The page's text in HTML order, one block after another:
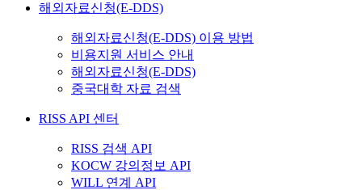
해외자료신청(E-DDS)
해외자료신청(E-DDS) 이용 방법
비용지원 서비스 안내
해외자료신청(E-DDS)
중국대학 자료 검색
RISS API 센터
RISS 검색 API
KOCW 강의정보 API
WILL 연계 API